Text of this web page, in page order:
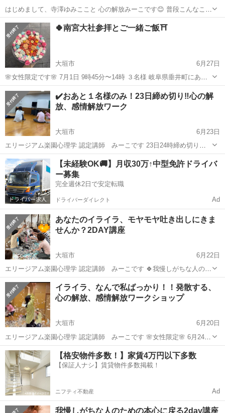
はじめまして、寺澤ゆみここと 心の解放みーこです😊 普段こんなこと
ありませんか？ ・つい我慢してしまう・人に気を遣いすぎて疲れる・
本音が言えない・なんだかモヤモヤする そんな方に向けて少人数でゆ
ったりお話しできるお茶会...
岐阜 大垣市 ワークショップ お茶会
🍀南宮大社参拝とご一緒ご飯⛩️
大垣市
6月27日
🌸女性限定です🌸 7月1日 9時45分〜14時 ３名様 岐阜県垂井町にある
南宮大社参拝し、一緒にご飯を食べる ゆるりとしたイベントになりま
す。 1日15日は花手水もあり 癒されます🌸 月次祭に参加して 素敵
な...
岐阜 大垣市 ワークショップ
✔️おあと１名様のみ！23日締め切り‼️心の解
放、感情解放ワーク
大垣市
6月23日
エリージアム楽園心理学 認定講師 みーこです 23日24時締め切りで
す あおと１名様のみ 🍀我慢しがちな人のための本心に戻る2 Day講座
開催🍀 🌸女性限定🌸 6月24日(水) 13時から17時 大垣市中川ふれあ...
岐阜 大垣市 ワークショップ 怒り
【未経験OK🚚】月収30万↑中型免許ドライバ
ー募集
完全週休2日で安定転職
ドライバーダイレクト Ad
あなたのイライラ、モヤモヤ吐き出しにきま
せんか？2DAY講座
大垣市
6月22日
エリージアム楽園心理学 認定講師 みーこです 🍀我慢しがちな人のた
めの本心に戻る2 Day講座開催🍀 🌸女性限定🌸 6月24日(水) 13時から
17時 大垣市中川ふれあいセンターにて 感情解放ワークショップ開催し
ます ...
岐阜 大垣市 ワークショップ 怒り
イライラ、なんで私ばっかり！！発散する、
心の解放、感情解放ワークショップ
大垣市
6月20日
エリージアム楽園心理学 認定講師 みーこです 🌸女性限定🌸 6月24日
(水) 13時から17時 大垣市中川ふれあいセンターにて 感情解放ワークシ
ョップ開催します 感情解放ワークショップとは 喜怒哀楽全部を感じ切
る講座に...
岐阜 大垣市 ワークショップ 怒り
【格安物件多数！】家賃4万円以下多数
【保証人ナシ】賃貸物件多数掲載！
ニフティ不動産 Ad
我慢しがちな人のための本心に戻る2day講座